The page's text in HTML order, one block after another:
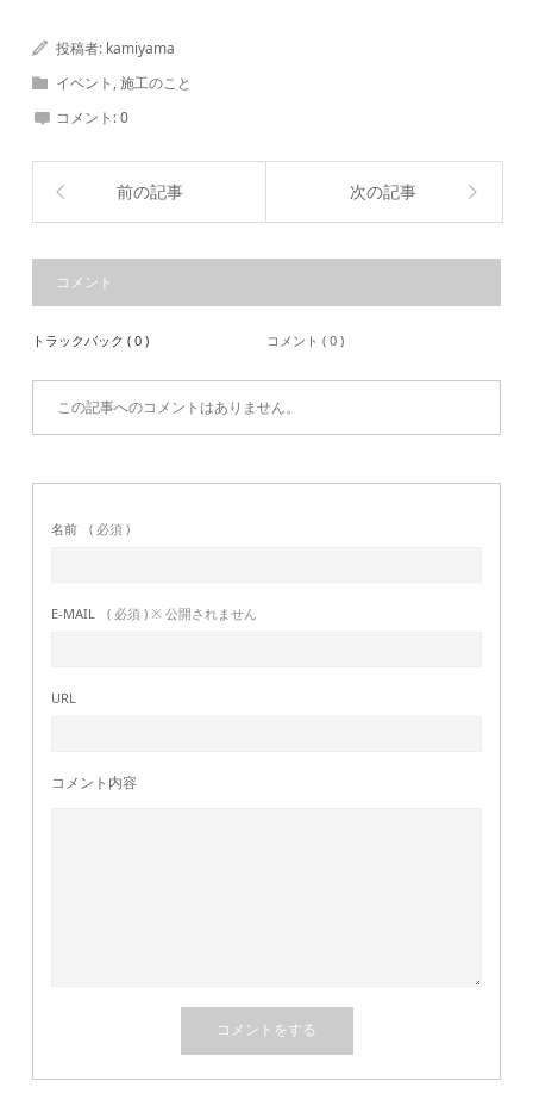
投稿者: kamiyama
イベント ,施工のこと
コメント:0
前の記事 次の記事
コメント
トラックバック ( 0 ) コメント ( 0 )
この記事へのコメントはありません。
名前 ( 必須 )
E-MAIL ( 必須 ) ※ 公開されません
URL
コメント内容